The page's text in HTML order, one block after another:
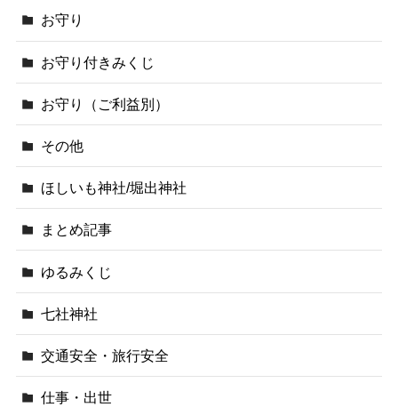
お守り
お守り付きみくじ
お守り（ご利益別）
その他
ほしいも神社/堀出神社
まとめ記事
ゆるみくじ
七社神社
交通安全・旅行安全
仕事・出世